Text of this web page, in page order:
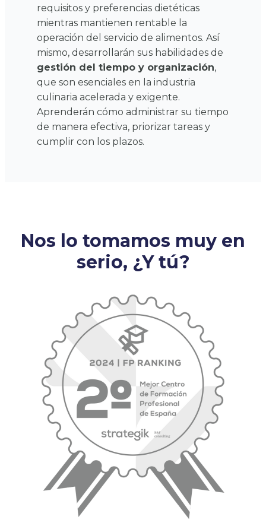
requisitos y preferencias dietéticas
mientras mantienen rentable la
operación del servicio de alimentos. Así
mismo, desarrollarán sus habilidades de
gestión del tiempo y organización,
que son esenciales en la industria
culinaria acelerada y exigente.
Aprenderán cómo administrar su tiempo
de manera efectiva, priorizar tareas y
cumplir con los plazos.
Nos lo tomamos muy en
serio, ¿Y tú?